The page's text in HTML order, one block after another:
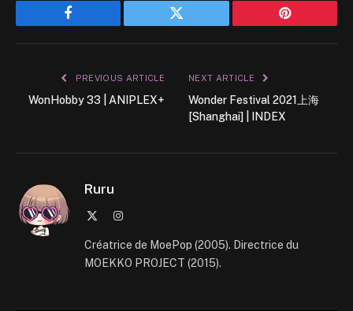
Facebook Twitter Pinterest
PREVIOUS ARTICLE
WonHobby 33 | ANIPLEX+
NEXT ARTICLE
Wonder Festival 2021上海
[Shanghai] | INDEX
Ruru
Instagram
Créatrice de MoePop (2005). Directrice du
MOEKKO PROJECT (2015).